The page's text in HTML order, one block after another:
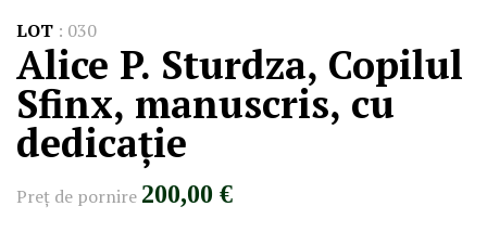
LOT : 030
Alice P. Sturdza, Copilul
Sfinx, manuscris, cu
dedicație
Preţ de pornire 200,00 €